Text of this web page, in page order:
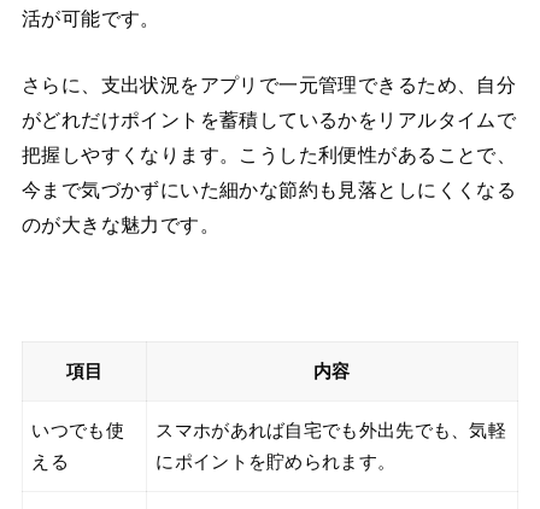
活が可能です。
さらに、支出状況をアプリで一元管理できるため、自分
がどれだけポイントを蓄積しているかをリアルタイムで
把握しやすくなります。こうした利便性があることで、
今まで気づかずにいた細かな節約も見落としにくくなる
のが大きな魅力です。
項目 内容
いつでも使
える
スマホがあれば自宅でも外出先でも、気軽
にポイントを貯められます。